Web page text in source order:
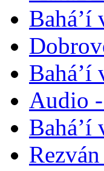
Bahá’í
Bahá’í
Audio
Bahá’í